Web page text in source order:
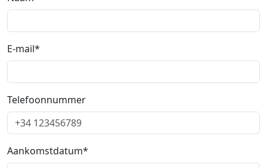
E-mail*
Telefoonnummer
Aankomstdatum*